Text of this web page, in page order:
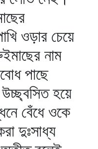
ওড়ার চেয়ে
নাম
পাছে
উচ্ছ্বসিত হয়ে
বেঁধে ওকে
দুঃসাধ্য